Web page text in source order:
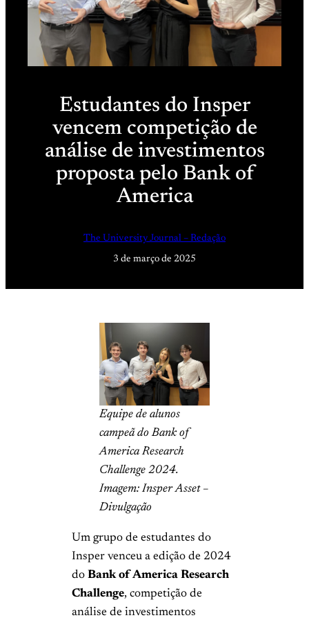
Estudantes do Insper
vencem competição de
análise de investimentos
proposta pelo Bank of
America
The University Journal – Redação
3 de março de 2025
Equipe de alunos
campeã do Bank of
America Research
Challenge 2024.
Imagem: Insper Asset –
Divulgação
Um grupo de estudantes do
Insper venceu a edição de 2024
do Bank of America Research
Challenge, competição de
análise de investimentos